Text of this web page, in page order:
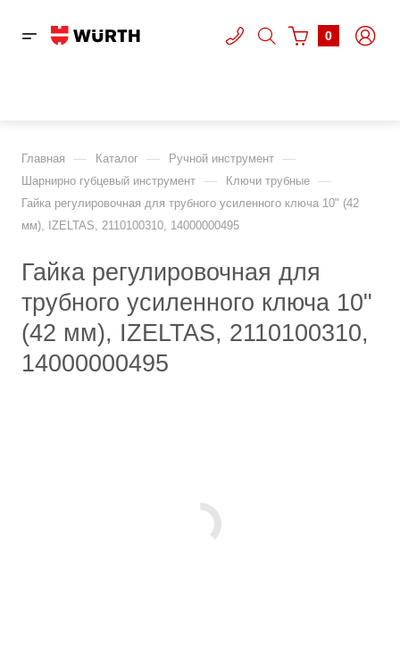
0
Главная — Каталог — Ручной инструмент —
Шарнирно губцевый инструмент — Ключи трубные —
Гайка регулировочная для трубного усиленного ключа 10" (42
мм), IZELTAS, 2110100310, 14000000495
Гайка регулировочная для
трубного усиленного ключа 10"
(42 мм), IZELTAS, 2110100310,
14000000495